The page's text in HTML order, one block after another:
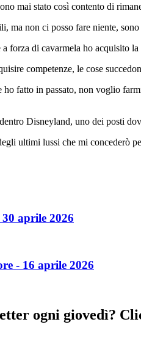
mai stato così contento di
ma non ci posso fare niente, sono
forza di cavarmela ho acquisito
competenze, le cose
fatto in passato, non voglio
Disneyland, uno dei posti
ultimi lussi che mi concederò
30 aprile 2026
- 16 aprile 2026
ogni giovedì?